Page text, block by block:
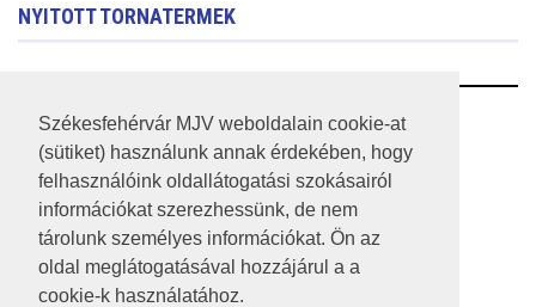
Székesfehérvár MJV weboldalain cookie-at
(sütiket) használunk annak érdekében, hogy
felhasználóink oldallátogatási szokásairól
információkat szerezhessünk, de nem
tárolunk személyes információkat. Ön az
oldal meglátogatásával hozzájárul a a
cookie-k használatához.
NYITOTT TORNATERMEK
RSS
A HONLAP 2017.03.31-I ÁLLAPOTA
JOGI NYILATKOZAT
IMPRESSZUM